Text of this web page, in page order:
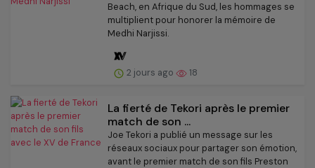
Beach, en Afrique du Sud, les hommages se
multiplient pour honorer la mémoire de
Medhi Narjissi.
2 jours ago 18
La fierté de Tekori après le premier
match de son ...
Joe Tekori a publié un message sur les
réseaux sociaux pour partager son émotion,
avant le premier match de son fils Preston